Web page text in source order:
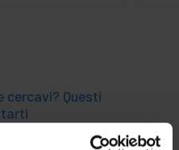
cercavi? Questi